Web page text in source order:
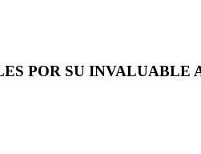
POR SU INVALUABLE